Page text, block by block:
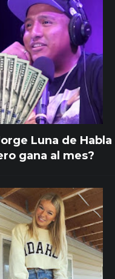
Luna de Habla
gana al mes?